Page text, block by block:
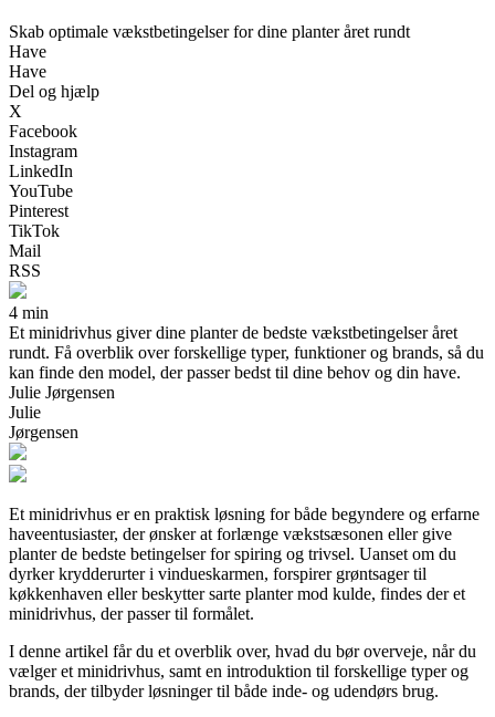
Skab optimale vækstbetingelser for dine planter året rundt
Have
Have
Del og hjælp
X
Facebook
Instagram
LinkedIn
YouTube
Pinterest
TikTok
Mail
RSS
4 min
Et minidrivhus giver dine planter de bedste vækstbetingelser året
rundt. Få overblik over forskellige typer, funktioner og brands, så du
kan finde den model, der passer bedst til dine behov og din have.
Julie Jørgensen
Julie
Jørgensen
Et minidrivhus er en praktisk løsning for både begyndere og erfarne
haveentusiaster, der ønsker at forlænge vækstsæsonen eller give
planter de bedste betingelser for spiring og trivsel. Uanset om du
dyrker krydderurter i vindueskarmen, forspirer grøntsager til
køkkenhaven eller beskytter sarte planter mod kulde, findes der et
minidrivhus, der passer til formålet.
I denne artikel får du et overblik over, hvad du bør overveje, når du
vælger et minidrivhus, samt en introduktion til forskellige typer og
brands, der tilbyder løsninger til både inde- og udendørs brug.